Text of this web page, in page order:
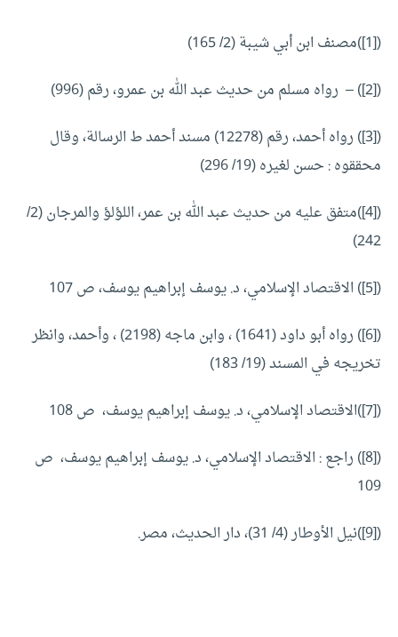
([1])مصنف ابن أبي شيبة (2/ 165)
([2]) – رواه مسلم من حديث عبد الله بن عمرو، رقم (996)
([3]) رواه أحمد، رقم (12278) مسند أحمد ط الرسالة، وقال
محققوه : حسن لغيره (19/ 296)
([4])متفق عليه من حديث عبد الله بن عمر، اللؤلؤ والمرجان (2/
242)
([5]) الاقتصاد الإسلامي، د. يوسف إبراهيم يوسف، ص 107
([6]) رواه أبو داود (1641) ، وابن ماجه (2198) ، وأحمد، وانظر
تخريجه في المسند (19/ 183)
([7])الاقتصاد الإسلامي، د. يوسف إبراهيم يوسف، ص 108
([8]) راجع : الاقتصاد الإسلامي، د. يوسف إبراهيم يوسف، ص
109
([9])نيل الأوطار (4/ 31)، دار الحديث، مصر.